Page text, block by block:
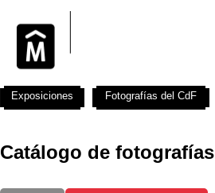
Catálogo de fotografías
Exposiciones Fotografías del CdF